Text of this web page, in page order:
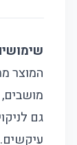
המוצר
גם
עיקשים.